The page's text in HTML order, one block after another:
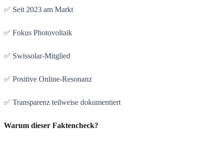
✅ Seit 2023 am Markt
✅ Fokus Photovoltaik
✅ Swissolar-Mitglied
✅ Positive Online-Resonanz
✅ Transparenz teilweise dokumentiert
Warum dieser Faktencheck?